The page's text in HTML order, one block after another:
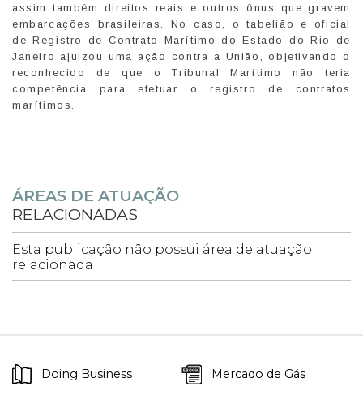
assim também direitos reais e outros ônus que gravem
embarcações brasileiras. No caso, o tabelião e oficial
de Registro de Contrato Marítimo do Estado do Rio de
Janeiro ajuizou uma ação contra a União, objetivando o
reconhecido de que o Tribunal Marítimo não teria
competência para efetuar o registro de contratos
marítimos.
ÁREAS DE ATUAÇÃO
RELACIONADAS
Esta publicação não possui área de atuação
relacionada
Doing Business Mercado de Gás